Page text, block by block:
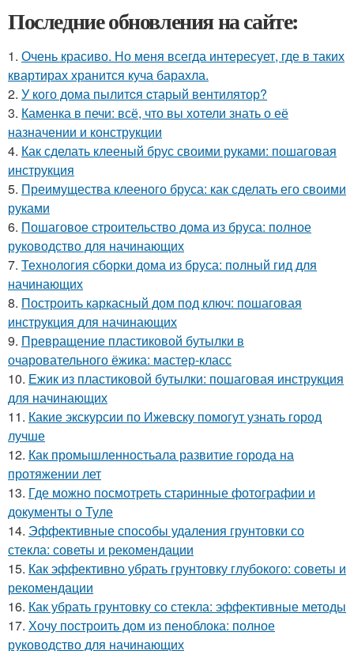
Последние обновления на сайте:
1. Очень красиво. Но меня всегда интересует, где в таких
квартирах хранится куча барахла.
2. У кого дома пылитcя cтарый вентилятор?
3. Каменка в печи: всё, что вы хотели знать о её
назначении и конструкции
4. Как сделать клееный брус своими руками: пошаговая
инструкция
5. Преимущества клееного бруса: как сделать его своими
руками
6. Пошаговое строительство дома из бруса: полное
руководство для начинающих
7. Технология сборки дома из бруса: полный гид для
начинающих
8. Построить каркасный дом под ключ: пошаговая
инструкция для начинающих
9. Превращение пластиковой бутылки в
очаровательного ёжика: мастер-класс
10. Ежик из пластиковой бутылки: пошаговая инструкция
для начинающих
11. Какие экскурсии по Ижевску помогут узнать город
лучше
12. Как промышленностьала развитие города на
протяжении лет
13. Где можно посмотреть старинные фотографии и
документы о Туле
14. Эффективные способы удаления грунтовки со
стекла: советы и рекомендации
15. Как эффективно убрать грунтовку глубокого: советы и
рекомендации
16. Как убрать грунтовку со стекла: эффективные методы
17. Хочу построить дом из пеноблока: полное
руководство для начинающих